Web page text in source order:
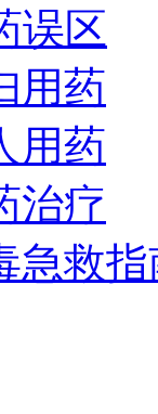
误区
用药
用药
治疗
急救指